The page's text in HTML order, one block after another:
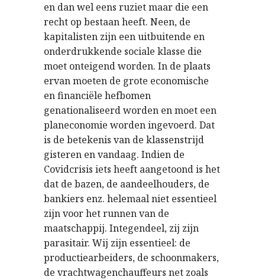
en dan wel eens ruziet maar die een
recht op bestaan heeft. Neen, de
kapitalisten zijn een uitbuitende en
onderdrukkende sociale klasse die
moet onteigend worden. In de plaats
ervan moeten de grote economische
en financiële hefbomen
genationaliseerd worden en moet een
planeconomie worden ingevoerd. Dat
is de betekenis van de klassenstrijd
gisteren en vandaag. Indien de
Covidcrisis iets heeft aangetoond is het
dat de bazen, de aandeelhouders, de
bankiers enz. helemaal niet essentieel
zijn voor het runnen van de
maatschappij. Integendeel, zij zijn
parasitair. Wij zijn essentieel: de
productiearbeiders, de schoonmakers,
de vrachtwagenchauffeurs net zoals